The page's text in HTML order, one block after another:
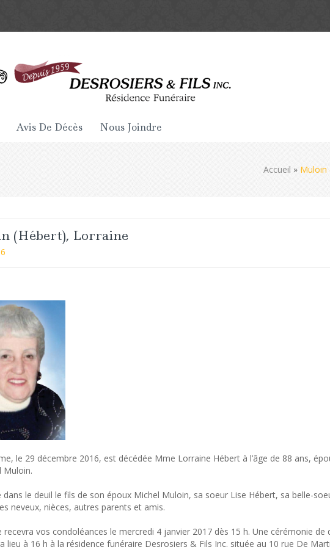
Avis De Décès Nous Joindre
Accueil » Muloin
(Hébert), Lorraine
le 29 décembre 2016, est décédée Mme Lorraine Hébert à l’âge de 88 ans,
Muloin.
dans le deuil le fils de son époux Michel Muloin, sa soeur Lise Hébert, sa belle-
neveux, nièces, autres parents et amis.
recevra vos condoléances le mercredi 4 janvier 2017 dès 15 h. Une cérémonie de
lieu à 16 h à la résidence funéraire Desrosiers & Fils Inc. située au 10 rue De